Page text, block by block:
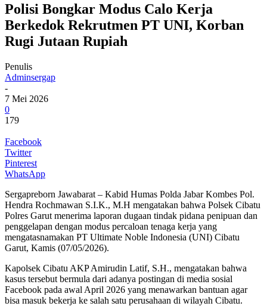
Polisi Bongkar Modus Calo Kerja
Berkedok Rekrutmen PT UNI, Korban
Rugi Jutaan Rupiah
Penulis
Adminsergap
-
7 Mei 2026
0
179
Facebook
Twitter
Pinterest
WhatsApp
Sergapreborn Jawabarat – Kabid Humas Polda Jabar Kombes Pol.
Hendra Rochmawan S.I.K., M.H mengatakan bahwa Polsek Cibatu
Polres Garut menerima laporan dugaan tindak pidana penipuan dan
penggelapan dengan modus percaloan tenaga kerja yang
mengatasnamakan PT Ultimate Noble Indonesia (UNI) Cibatu
Garut, Kamis (07/05/2026).
Kapolsek Cibatu AKP Amirudin Latif, S.H., mengatakan bahwa
kasus tersebut bermula dari adanya postingan di media sosial
Facebook pada awal April 2026 yang menawarkan bantuan agar
bisa masuk bekerja ke salah satu perusahaan di wilayah Cibatu.